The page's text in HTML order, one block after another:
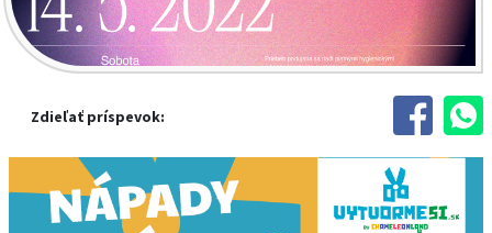
Zdieľať príspevok: